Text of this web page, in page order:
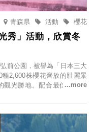
青森県 櫻花
活動
秀」活動，欣賞冬
前公園，被譽為「日本三大
2,600株櫻花齊放的壯麗景
觀光勝地。配合最佳觀雪時